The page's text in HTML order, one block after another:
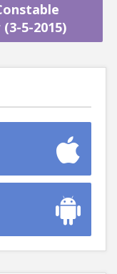
5-2015)